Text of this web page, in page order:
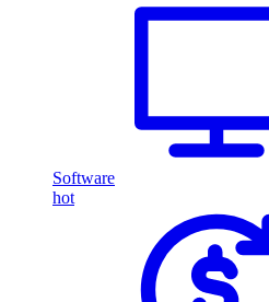
Software
hot